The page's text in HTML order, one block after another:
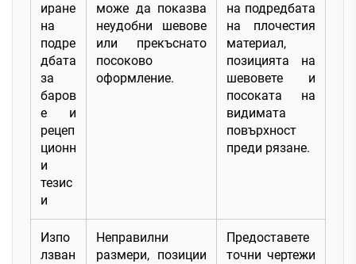
иране
на
подре
дбата
за
баров
е и
рецеп
ционн
и
тезис
и
може да показва
неудобни шевове
или прекъснато
посоково
оформление.
на подредбата
на плочестия
материал,
позицията на
шевовете и
посоката на
видимата
повърхност
преди рязане.
Изпо
лзван
Неправилни
размери, позиции
Предоставете
точни чертежи